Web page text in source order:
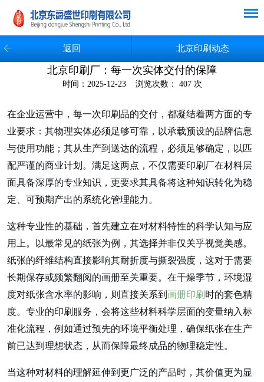
返回 北京印刷动态
北京印刷厂：每一次实体交付的保障
时间：2025-12-23 浏览次数： 407 次
在企业运营中，每一次印刷品的交付，都凝结着两方面的专
业要求：其物理实体必须足够可靠，以承载预设的品牌信息
与使用功能；其从生产到送达的流程，必须足够确定，以匹
配严谨的商业计划。满足这两点，不仅需要印刷厂在材料层
面具备深厚的专业知识，更要求其具备将这种知识转化为稳
定、可预期产出的系统化管理能力。
这种专业性的基础，首先建立在对材料特性的科学认知与应
用上。以最常见的纸张为例，其选择并非仅关乎视觉美感。
纸张的纤维结构直接影响其耐折度与撕裂强度，这对于需要
长期保存或频繁翻阅的画册至关重要。在干燥季节，环境湿
度对纸张含水率的影响，则直接关系到画册印刷时的套色精
度。专业的印刷服务，会将这些材料科学层面的变量纳入标
准化流程，例如通过预先的环境平衡处理，确保纸张在生产
前已达到理想状态，从而保障最终成品的物理稳定性。
当这种对材料的理解延伸到更广泛的产品时，其价值更为显